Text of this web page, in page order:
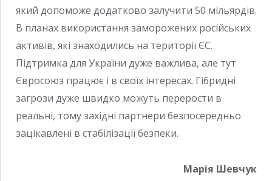
який допоможе додатково залучити 50 мільярдів.
В планах використання заморожених російських
активів, які знаходились на території ЄС.
Підтримка для України дуже важлива, але тут
Євросоюз працює і в своїх інтересах. Гібридні
загрози дуже швидко можуть перерости в
реальні, тому західні партнери безпосередньо
зацікавлені в стабілізації безпеки.
Марія Шевчук